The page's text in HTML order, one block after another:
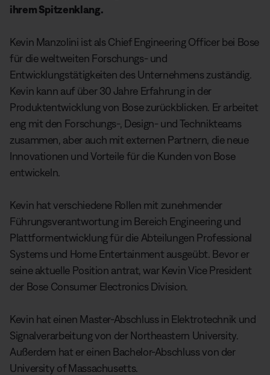
ihrem Spitzenklang.
Kevin Manzolini ist als Chief Engineering Officer bei Bose
für die weltweiten Forschungs- und
Entwicklungstätigkeiten des Unternehmens zuständig.
Kevin kann auf über 30 Jahre Erfahrung in der
Produktentwicklung von Bose zurückblicken. Er arbeitet
eng mit den Forschungs-, Design- und Technikteams
zusammen, aber auch mit externen Partnern, die neue
Innovationen und Vorteile für die Kunden von Bose
entwickeln.
Kevin hat verschiedene Rollen mit zunehmender
Führungsverantwortung im Bereich Engineering und
Plattformentwicklung für die Abteilungen Professional
Systems und Home Entertainment ausgeübt. Bevor er
seine aktuelle Position antrat, war Kevin Vice President
der Bose Consumer Electronics Division.
Kevin hat einen Master-Abschluss in Elektrotechnik und
Signalverarbeitung von der Northeastern University.
Außerdem hat er einen Bachelor-Abschluss von der
University of Massachusetts.